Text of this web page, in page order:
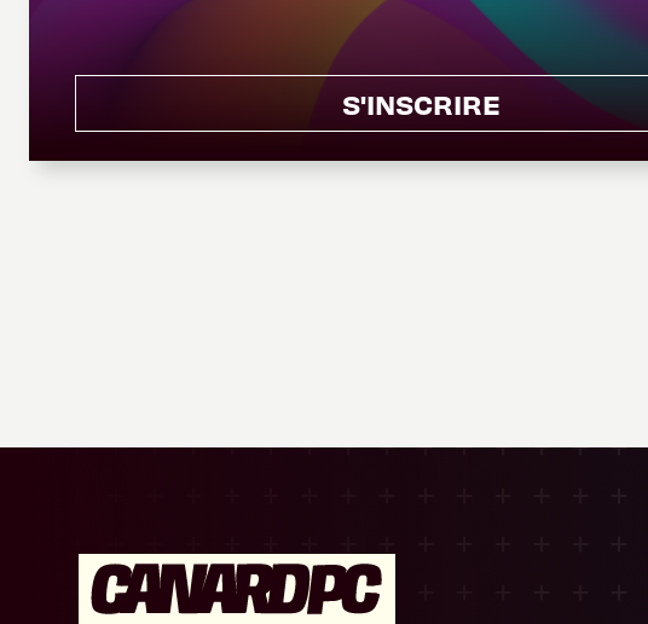
S'INSCRIRE